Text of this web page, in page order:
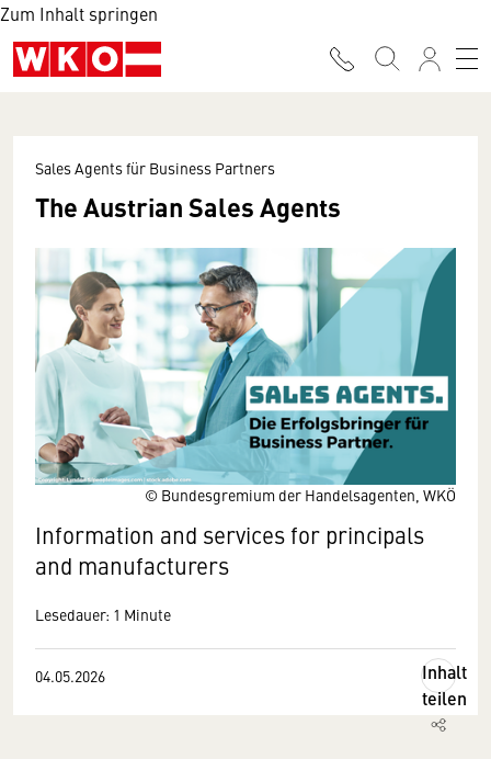
Zum Inhalt springen
© Bundesgremium der Handelsagenten, WKÖ
Sales Agents für Business Partners
The Austrian Sales Agents
Information and services for principals
and manufacturers
Lesedauer: 1 Minute
04.05.2026
Inhalt
teilen